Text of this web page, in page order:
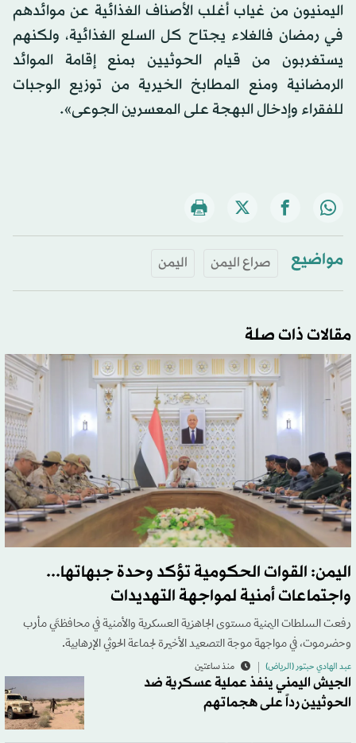
اليمنيون من غياب أغلب الأصناف الغذائية عن موائدهم
في رمضان فالغلاء يجتاح كل السلع الغذائية، ولكنهم
يستغربون من قيام الحوثيين بمنع إقامة الموائد
الرمضانية ومنع المطابخ الخيرية من توزيع الوجبات
للفقراء وإدخال البهجة على المعسرين الجوعى».
مواضيع صراع اليمن اليمن
مقالات ذات صلة
اليمن: القوات الحكومية تؤكد وحدة جبهاتها...
واجتماعات أمنية لمواجهة التهديدات
رفعت السلطات اليمنية مستوى الجاهزية العسكرية والأمنية في محافظتَي مأرب
وحضرموت، في مواجهة موجة التصعيد الأخيرة لجماعة الحوثي الإرهابية.
عبد الهادي حبتور (الرياض) منذ ساعتين
الجيش اليمني ينفذ عملية عسكرية ضد
الحوثيين رداً على هجماتهم